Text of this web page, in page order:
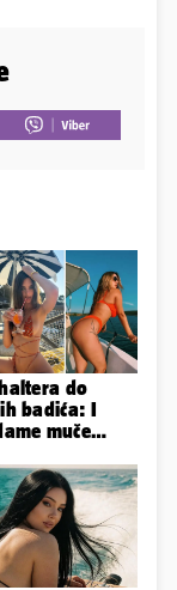
haltera do
badića: I
muče